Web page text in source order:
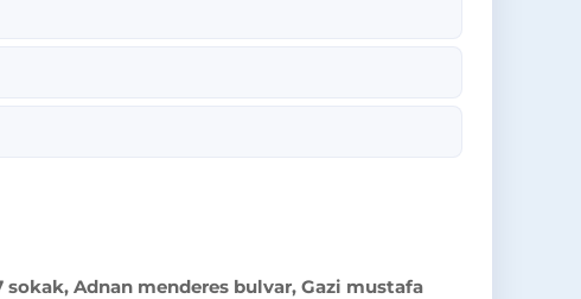
sokak, Adnan menderes bulvar, Gazi mustafa